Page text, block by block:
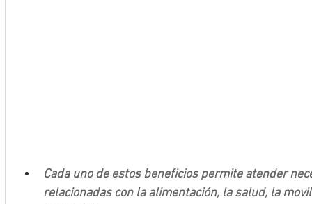
Cada uno de estos beneficios permite atender
relacionadas con la alimentación, la salud, la